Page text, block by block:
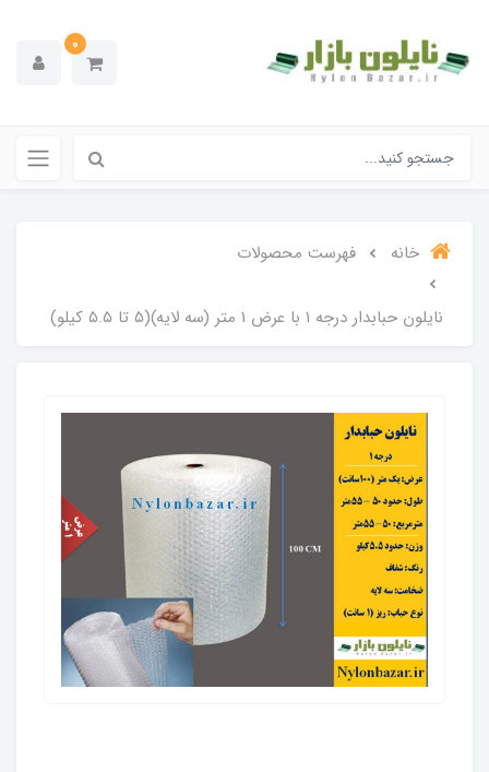
0
خانه فهرست محصولات
نایلون حبابدار درجه ۱ با عرض 1 متر (سه لایه)(۵ تا ۵.۵ کیلو)